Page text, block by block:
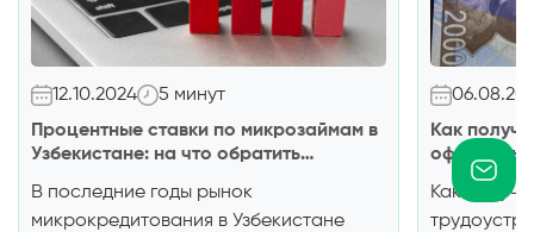
12.10.2024
5 минут
Процентные ставки по микрозаймам в
Узбекистане: на что обратить
В последние годы рынок
микрокредитования в Узбекистане
Как
Как